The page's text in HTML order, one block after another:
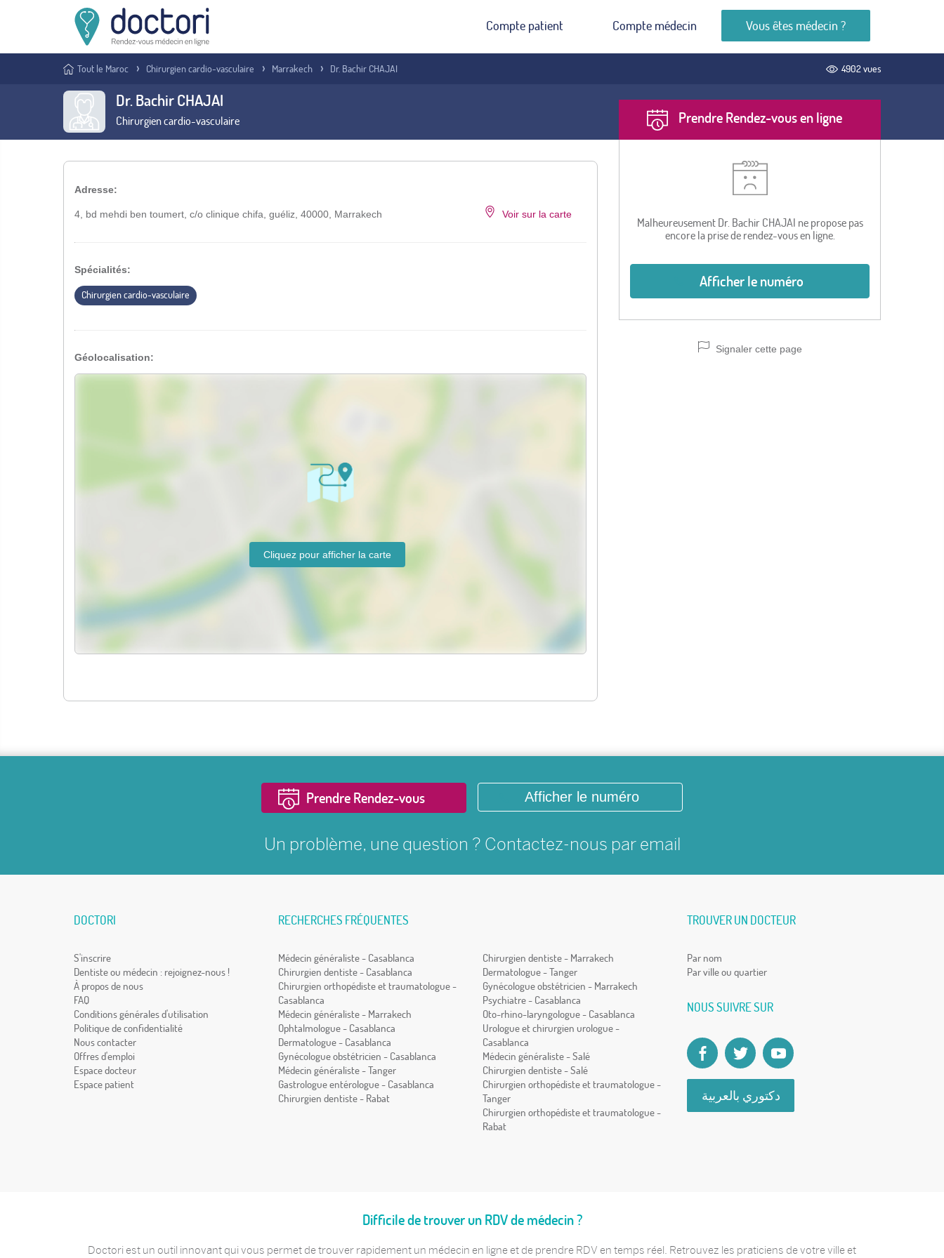
Compte patient Compte médecin Vous êtes médecin ?
Tout le Maroc Chirurgien cardio-vasculaire Marrakech Dr. Bachir CHAJAI 4902 vues
Dr. Bachir CHAJAI
Chirurgien cardio-vasculaire Prendre Rendez-vous en ligne
Malheureusement Dr. Bachir CHAJAI ne propose pas
encore la prise de rendez-vous en ligne.
Afficher le numéro
Signaler cette page
Adresse:
4, bd mehdi ben toumert, c/o clinique chifa, guéliz, 40000, Marrakech Voir sur la carte
Spécialités:
Chirurgien cardio-vasculaire
Géolocalisation:
Prendre Rendez-vous Afficher le numéro
Un problème, une question ? Contactez-nous par email
DOCTORI
S'inscrire
Dentiste ou médecin : rejoignez-nous !
À propos de nous
FAQ
Conditions générales d'utilisation
Politique de confidentialité
Nous contacter
Offres d'emploi
Espace docteur
Espace patient
RECHERCHES FRÉQUENTES
Médecin généraliste - Casablanca
Chirurgien dentiste - Casablanca
Chirurgien orthopédiste et traumatologue -
Casablanca
Médecin généraliste - Marrakech
Ophtalmologue - Casablanca
Dermatologue - Casablanca
Gynécologue obstétricien - Casablanca
Médecin généraliste - Tanger
Gastrologue entérologue - Casablanca
Chirurgien dentiste - Rabat
Chirurgien dentiste - Marrakech
Dermatologue - Tanger
Gynécologue obstétricien - Marrakech
Psychiatre - Casablanca
Oto-rhino-laryngologue - Casablanca
Urologue et chirurgien urologue -
Casablanca
Médecin généraliste - Salé
Chirurgien dentiste - Salé
Chirurgien orthopédiste et traumatologue -
Tanger
Chirurgien orthopédiste et traumatologue -
Rabat
TROUVER UN DOCTEUR
Par nom
Par ville ou quartier
NOUS SUIVRE SUR
دكتوري بالعربية
Difficile de trouver un RDV de médecin ?
Doctori est un outil innovant qui vous permet de trouver rapidement un médecin en ligne et de prendre RDV en temps réel. Retrouvez les praticiens de votre ville et